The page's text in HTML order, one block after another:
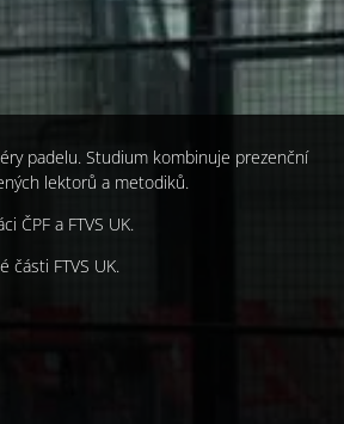
padelu. Studium kombinuje prezenční
lektorů a metodiků.
ČPF a FTVS UK.
části FTVS UK.